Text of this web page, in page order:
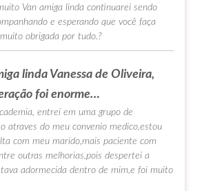
Van amiga linda continuarei sendo
e esperando que você faça
obrigada por tudo.?
linda Vanessa de Oliveira,
foi enorme…
entrei em uma grupo de
atraves do meu convenio medico,estou
com meu marido,mais paciente com
outras melhorias,pois despertei a
adormecida dentro de mim,e foi muito